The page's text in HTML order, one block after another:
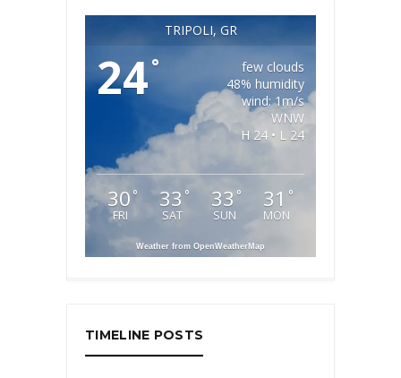
TRIPOLI, GR
24°
few clouds
48% humidity
wind: 1m/s
WNW
H 24 • L 24
30 °
FRI
33 °
SAT
33 °
SUN
31 °
MON
Weather from OpenWeatherMap
TIMELINE POSTS